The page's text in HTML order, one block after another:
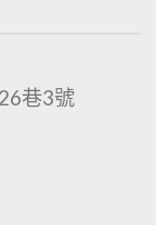
巷3號